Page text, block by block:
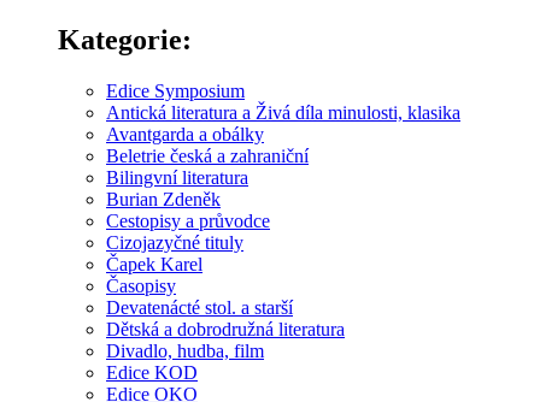
Kategorie:
Edice Symposium
Antická literatura a Živá díla minulosti, klasika
Avantgarda a obálky
Beletrie česká a zahraniční
Bilingvní literatura
Burian Zdeněk
Cestopisy a průvodce
Cizojazyčné tituly
Čapek Karel
Časopisy
Devatenácté stol. a starší
Dětská a dobrodružná literatura
Divadlo, hudba, film
Edice KOD
Edice OKO